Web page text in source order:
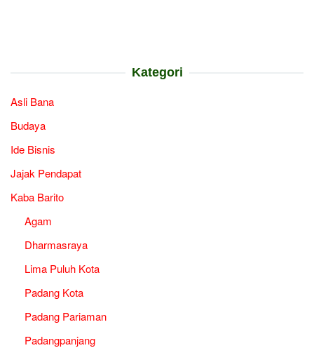
Kategori
Asli Bana
Budaya
Ide Bisnis
Jajak Pendapat
Kaba Barito
Agam
Dharmasraya
Lima Puluh Kota
Padang Kota
Padang Pariaman
Padangpanjang